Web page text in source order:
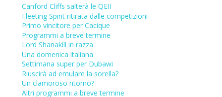
Canford Cliffs salterà le QEII
Fleeting Spirit ritirata dalle competizioni
Primo vincitore per Cacique
Programmi a breve termine
Lord Shanakill in razza
Una domenica italiana
Settimana super per Dubawi
Riuscirà ad emulare la sorella?
Un clamoroso ritorno?
Altri programmi a breve termine